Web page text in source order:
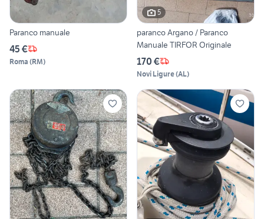
Paranco manuale
45 €
Roma (RM)
5
paranco Argano / Paranco
Manuale TIRFOR Originale
170 €
Novi Ligure(AL)